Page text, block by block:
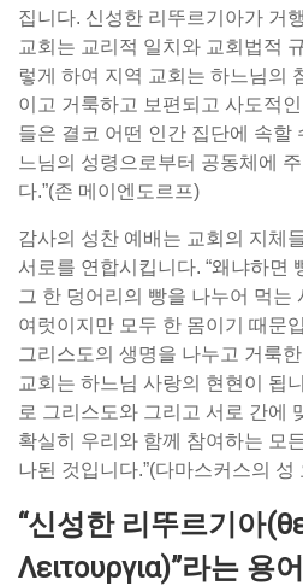
집니다. 신성한 리뚜르기아가 거
교회는 교리적 일치와 교회법적
렇게 하여 지역 교회는 하느님의
이고 거룩하고 보편되고 사도적
들은 결코 어떤 인간 집단에 속할
느님의 성령으로부터 공동체에
다.”(존 메이엔도르프)
감사의 성찬 예배는 교회의 지체
서로를 연합시킵니다. “왜냐하면
그 한 덩어리의 빵을 나누어 먹는
여럿이지만 모두 한 몸이기 때문
그리스도의 생명을 나누고 거룩
교회는 하느님 사랑의 현현이 됩
로 그리스도와 그리고 서로 간에
확실히 우리와 함께 참여하는 모
나된 것입니다.”(다마스커스의 성
“신성한 리뚜르기아
Λειτουργια)”라는 용